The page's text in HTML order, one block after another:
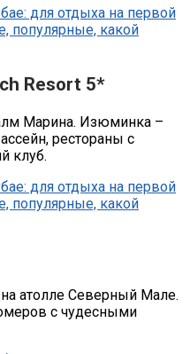
Resort 5*
Марина. Изюминка –
рестораны с
клуб.
атолле Северный Мале.
с чудесными